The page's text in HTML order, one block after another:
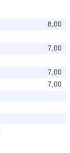
8,00
7,00
7,00
7,00